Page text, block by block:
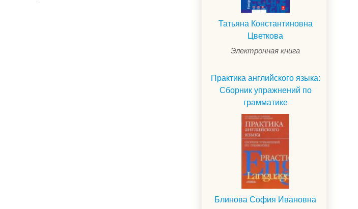
Татьяна Константиновна
Цветкова
Электронная книга
Практика английского языка:
Сборник упражнений по
грамматике
Блинова София Ивановна